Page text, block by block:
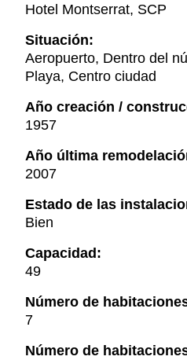
Hotel Montserrat, SCP
Situación:
Aeropuerto, Dentro del
Playa, Centro ciudad
Año creación /
1957
Año última
2007
Estado de las
Bien
Capacidad:
49
Número de
7
Número de